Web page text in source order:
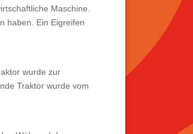
Maschine.
haben. Ein Eigreifen
wurde zur
Traktor wurde vom